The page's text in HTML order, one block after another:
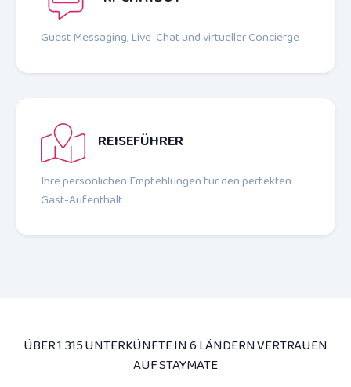
Guest Messaging, Live-Chat und virtueller Concierge
REISEFÜHRER
Ihre persönlichen Empfehlungen für den perfekten
Gast-Aufenthalt
ÜBER 1.315 UNTERKÜNFTE IN 6 LÄNDERN VERTRAUEN
AUF STAYMATE